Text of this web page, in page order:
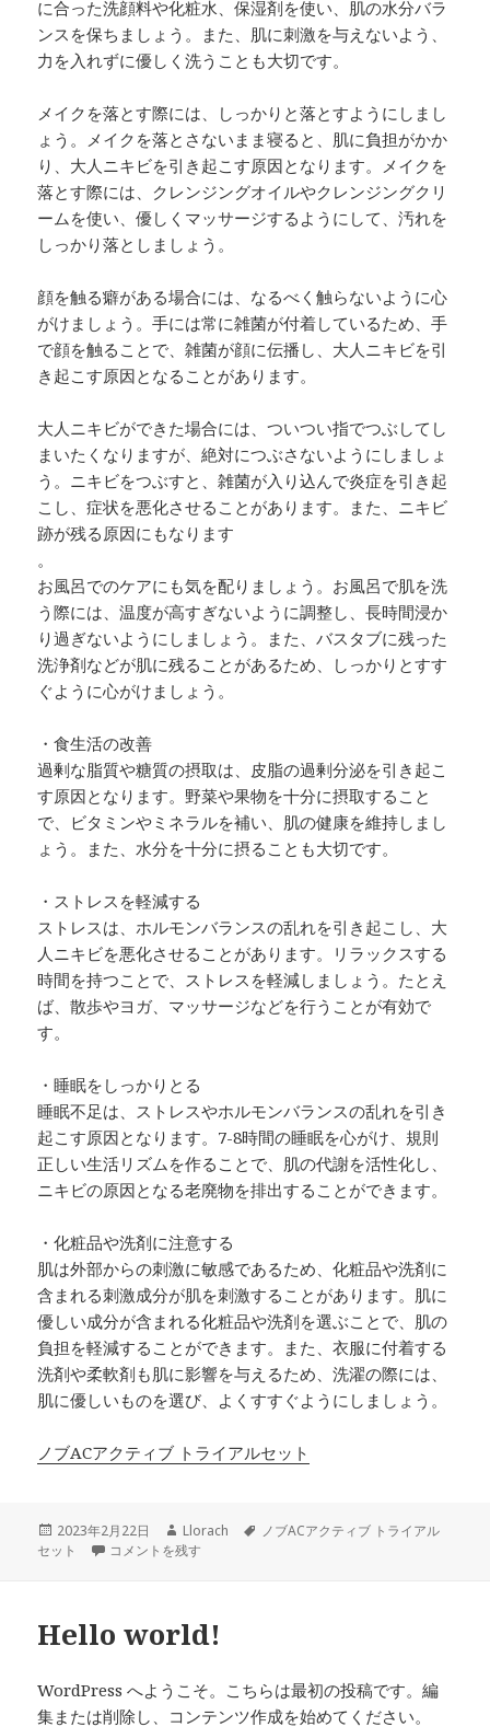
に合った洗顔料や化粧水、保湿剤を使い、肌の水分バラ
ンスを保ちましょう。また、肌に刺激を与えないよう、
力を入れずに優しく洗うことも大切です。
メイクを落とす際には、しっかりと落とすようにしまし
ょう。メイクを落とさないまま寝ると、肌に負担がかか
り、大人ニキビを引き起こす原因となります。メイクを
落とす際には、クレンジングオイルやクレンジングクリ
ームを使い、優しくマッサージするようにして、汚れを
しっかり落としましょう。
顔を触る癖がある場合には、なるべく触らないように心
がけましょう。手には常に雑菌が付着しているため、手
で顔を触ることで、雑菌が顔に伝播し、大人ニキビを引
き起こす原因となることがあります。
大人ニキビができた場合には、ついつい指でつぶしてし
まいたくなりますが、絶対につぶさないようにしましょ
う。ニキビをつぶすと、雑菌が入り込んで炎症を引き起
こし、症状を悪化させることがあります。また、ニキビ
跡が残る原因にもなります
。
お風呂でのケアにも気を配りましょう。お風呂で肌を洗
う際には、温度が高すぎないように調整し、長時間浸か
り過ぎないようにしましょう。また、バスタブに残った
洗浄剤などが肌に残ることがあるため、しっかりとすす
ぐように心がけましょう。
・食生活の改善
過剰な脂質や糖質の摂取は、皮脂の過剰分泌を引き起こ
す原因となります。野菜や果物を十分に摂取すること
で、ビタミンやミネラルを補い、肌の健康を維持しまし
ょう。また、水分を十分に摂ることも大切です。
・ストレスを軽減する
ストレスは、ホルモンバランスの乱れを引き起こし、大
人ニキビを悪化させることがあります。リラックスする
時間を持つことで、ストレスを軽減しましょう。たとえ
ば、散歩やヨガ、マッサージなどを行うことが有効で
す。
・睡眠をしっかりとる
睡眠不足は、ストレスやホルモンバランスの乱れを引き
起こす原因となります。7-8時間の睡眠を心がけ、規則
正しい生活リズムを作ることで、肌の代謝を活性化し、
ニキビの原因となる老廃物を排出することができます。
・化粧品や洗剤に注意する
肌は外部からの刺激に敏感であるため、化粧品や洗剤に
含まれる刺激成分が肌を刺激することがあります。肌に
優しい成分が含まれる化粧品や洗剤を選ぶことで、肌の
負担を軽減することができます。また、衣服に付着する
洗剤や柔軟剤も肌に影響を与えるため、洗濯の際には、
肌に優しいものを選び、よくすすぐようにしましょう。
ノブACアクティブ トライアルセット
投
稿
2023年2月22日
作
成
Llorach
タ
ノブACアクティブ トライアル
セット
大人ニキビ初心者が行う対策のポイント に
コメントを残す
Hello world!
WordPress へようこそ。こちらは最初の投稿です。編
集または削除し、コンテンツ作成を始めてください。